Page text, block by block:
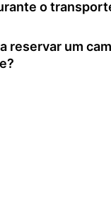
o
reservar um